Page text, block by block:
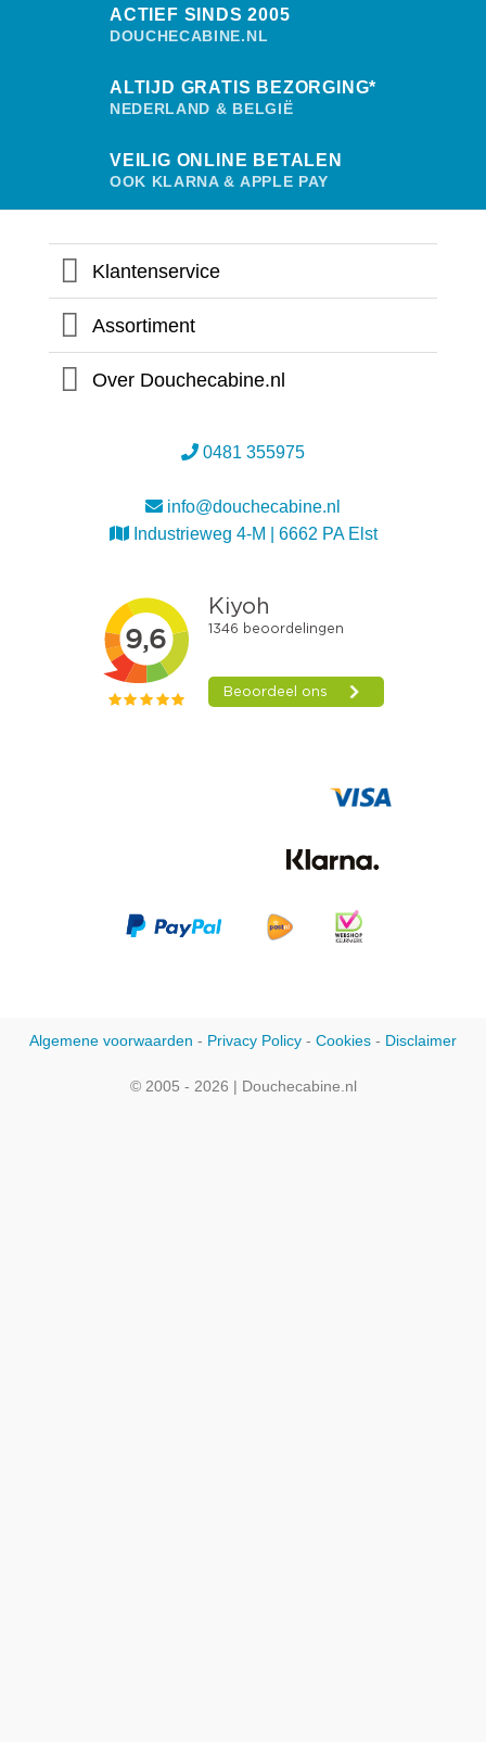
ACTIEF SINDS 2005
DOUCHECABINE.NL
ALTIJD GRATIS BEZORGING*
NEDERLAND & BELGIË
VEILIG ONLINE BETALEN
OOK KLARNA & APPLE PAY
Klantenservice
Assortiment
Over Douchecabine.nl
0481 355975
info@douchecabine.nl
Industrieweg 4-M | 6662 PA Elst
Algemene voorwaarden - Privacy Policy - Cookies - Disclaimer
© 2005 - 2026 | Douchecabine.nl